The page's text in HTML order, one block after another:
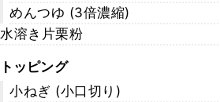
めんつゆ (3倍濃縮)
水溶き片栗粉
トッピング
小ねぎ (小口切り)